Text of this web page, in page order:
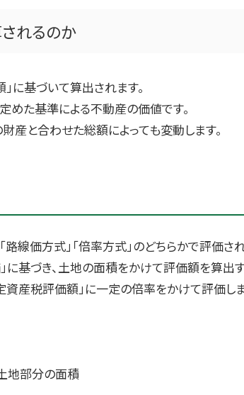
れるのか
に基づいて算出されます。
めた基準による不動産の価値です。
と合わせた総額によっても変動します。
線価方式」「倍率方式」のどちらかで評価され
基づき、土地の面積をかけて評価額を算出
産税評価額」に一定の倍率をかけて評価しま
地部分の面積